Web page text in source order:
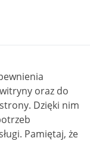
oraz do
nim
że